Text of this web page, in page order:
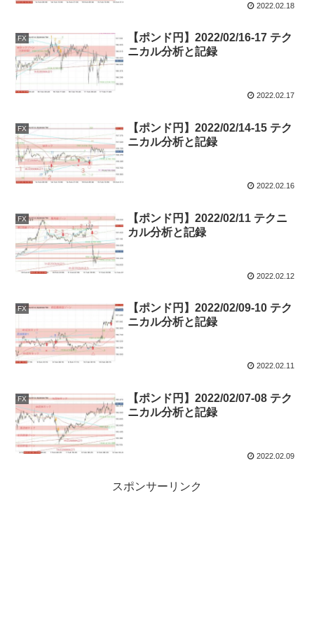
2022.02.18
FX
【ポンド円】2022/02/16-17 テク
ニカル分析と記録
2022.02.17
FX
【ポンド円】2022/02/14-15 テク
ニカル分析と記録
2022.02.16
FX
【ポンド円】2022/02/11 テクニ
カル分析と記録
2022.02.12
FX
【ポンド円】2022/02/09-10 テク
ニカル分析と記録
2022.02.11
FX
【ポンド円】2022/02/07-08 テク
ニカル分析と記録
2022.02.09
スポンサーリンク